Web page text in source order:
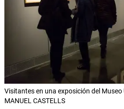
Visitantes en una exposición del
MANUEL CASTELLS